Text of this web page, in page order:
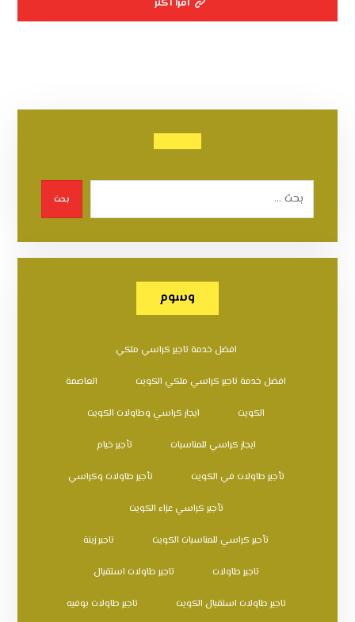
بحث
وسوم
افضل خدمة تاجير كراسي ملكي
افضل خدمة تاجير كراسي ملكي الكويت العاصمة
الكويت ايجار كراسي وطاولات الكويت
ايجار كراسي للمناسبات تأجير خيام
تأجير طاولات في الكويت تأجير طاولات وكراسي
تأجير كراسي عزاء الكويت
تأجير كراسي للمناسبات الكويت تاجير زينة
تاجير طاولات تاجير طاولات استقبال
تاجير طاولات استقبال الكويت تاجير طاولات بوفيه